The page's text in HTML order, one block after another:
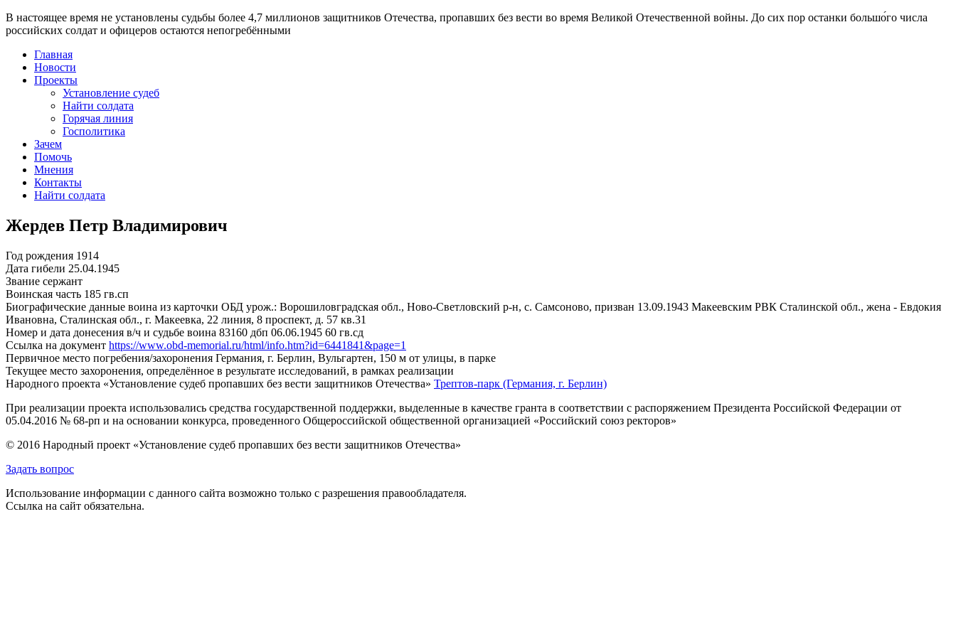
В настоящее время не установлены судьбы более 4,7 миллионов защитников Отечества, пропавших без вести во время Великой Отечественной войны. До сих пор останки большо́го числа
российских солдат и офицеров остаются непогребёнными
Главная
Новости
Проекты
Установление судеб
Найти солдата
Горячая линия
Госполитика
Зачем
Помочь
Мнения
Контакты
Найти солдата
Жердев Петр Владимирович
Год рождения 1914
Дата гибели 25.04.1945
Звание сержант
Воинская часть 185 гв.сп
Биографические данные воина из карточки ОБД урож.: Ворошиловградская обл., Ново-Светловский р-н, с. Самсоново, призван 13.09.1943 Макеевским РВК Сталинской обл., жена - Евдокия
Ивановна, Сталинская обл., г. Макеевка, 22 линия, 8 проспект, д. 57 кв.31
Номер и дата донесения в/ч и судьбе воина 83160 дбп 06.06.1945 60 гв.сд
Ссылка на документ https://www.obd-memorial.ru/html/info.htm?id=6441841&page=1
Первичное место погребения/захоронения Германия, г. Берлин, Вульгартен, 150 м от улицы, в парке
Текущее место захоронения, определённое в результате исследований, в рамках реализации
Народного проекта «Установление судеб пропавших без вести защитников Отечества» Трептов-парк (Германия, г. Берлин)
При реализации проекта использовались средства государственной поддержки, выделенные в качестве гранта в соответствии с распоряжением Президента Российской Федерации от
05.04.2016 № 68-рп и на основании конкурса, проведенного Общероссийской общественной организацией «Российский союз ректоров»
© 2016 Народный проект «Установление судеб пропавших без вести защитников Отечества»
Задать вопрос
Использование информации с данного сайта возможно только с разрешения правообладателя.
Ссылка на сайт обязательна.